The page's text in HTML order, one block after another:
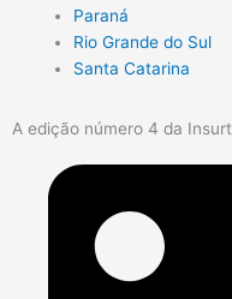
Paraná
Rio Grande do Sul
Santa Catarina
A edição número 4 da